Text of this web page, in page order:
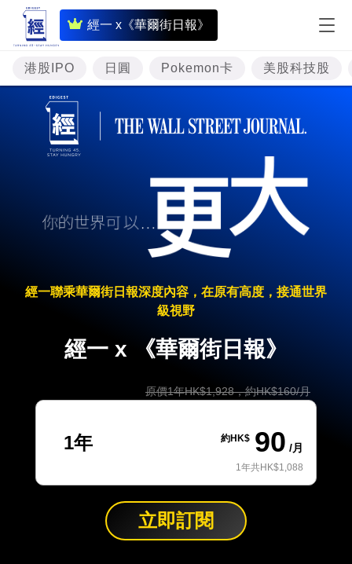
經一 x《華爾街日報》
即
時
財
經
題
樓
理
生
活
港股IPO 日圓 Pokemon卡 美股科技股
經一聯乘華爾街日報深度內容，在原有高度，接通世界
級視野
經一 x 《華爾街日報》
原價1年HK$1,928，約HK$160/月
1年 約HK$ 90 /月
1年共HK$1,088
立即訂閱